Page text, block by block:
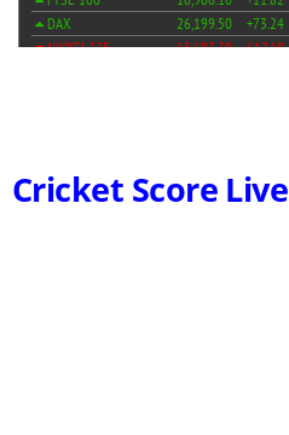
Cricket Score Live